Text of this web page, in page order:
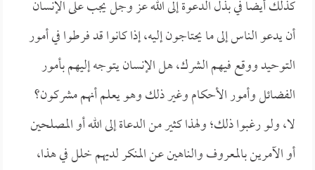
كذلك أيضاً في بذل الدعوة إلى الله عز وجل يجب على الإنسان
أن يدعو الناس إلى ما يحتاجون إليه، إذا كانوا قد فرطوا في أمور
التوحيد ووقع فيهم الشرك، هل الإنسان يتوجه إليهم بأمور
الفضائل وأمور الأحكام وغير ذلك وهو يعلم أنهم مشركون؟
لا، ولو رغبوا ذلك؛ ولهذا كثير من الدعاة إلى الله أو المصلحين
أو الآمرين بالمعروف والناهين عن المنكر لديهم خلل في هذا،